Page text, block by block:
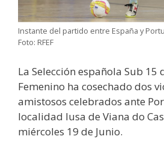
Instante del partido entre España y
Foto: RFEF
La Selección española Sub 15
Femenino ha cosechado dos
amistosos celebrados ante
localidad lusa de Viana do
miércoles 19 de Junio.